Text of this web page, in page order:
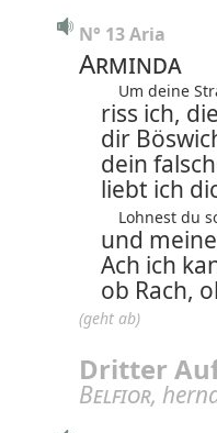
N° 13 Aria
Arminda
Um deine
riss ich,
dir
dein
liebt ich
Lohnest du
und
Ach ich
ob Rach,
(geht ab)
Dritter
Belfior,